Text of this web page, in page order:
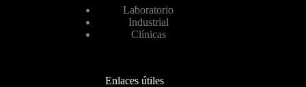
Laboratorio
Industrial
Clínicas
Enlaces útiles